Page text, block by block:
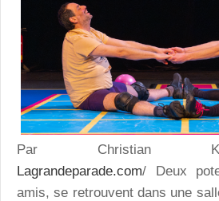
Par Christian
Lagrandeparade.com/ Deux
amis, se retrouvent dans une